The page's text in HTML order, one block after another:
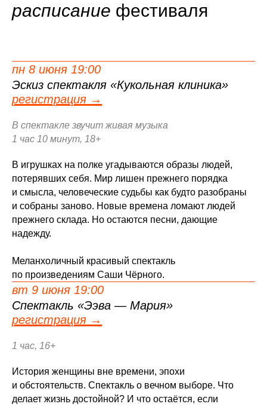
расписание фестиваля
пн 8 июня 19:00
Эскиз спектакля «Кукольная клиника»
регистрация →
В спектакле звучит живая музыка
1 час 10 минут, 18+
В игрушках на полке угадываются образы людей,
потерявших себя. Мир лишен прежнего порядка
и смысла, человеческие судьбы как будто разобраны
и собраны заново. Новые времена ломают людей
прежнего склада. Но остаются песни, дающие
надежду.
Меланхоличный красивый спектакль
по произведениям Саши Чёрного.
вт 9 июня 19:00
Спектакль «Ээва — Мария»
регистрация →
1 час, 16+
История женщины вне времени, эпохи
и обстоятельств. Спектакль о вечном выборе. Что
делает жизнь достойной? И что остаётся, если